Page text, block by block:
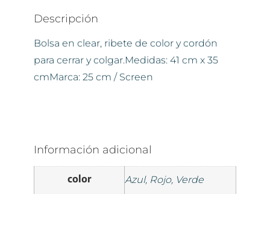
Descripción
Bolsa en clear, ribete de color y cordón
para cerrar y colgar.Medidas: 41 cm x 35
cmMarca: 25 cm / Screen
Información adicional
color Azul, Rojo, Verde